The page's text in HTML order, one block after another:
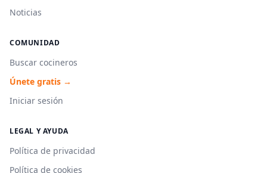
Noticias
COMUNIDAD
Buscar cocineros
Únete gratis →
Iniciar sesión
LEGAL Y AYUDA
Política de privacidad
Política de cookies